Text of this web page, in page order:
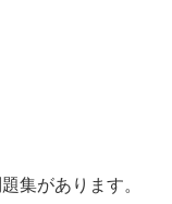
集があります。